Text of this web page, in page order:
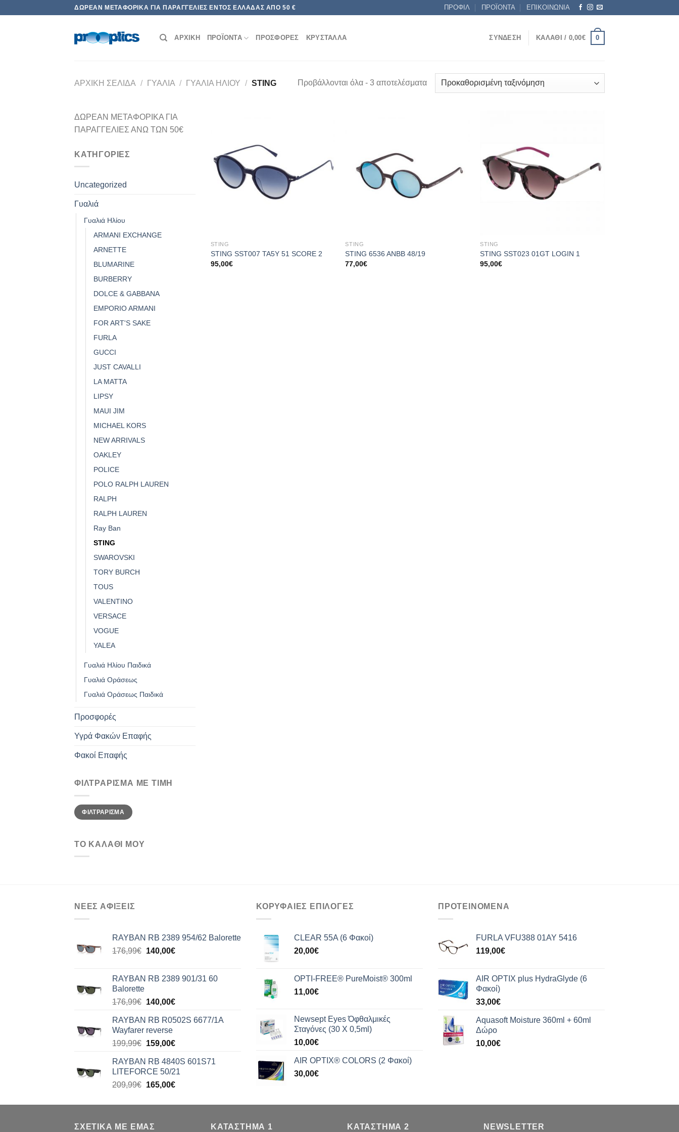
ΔΩΡΕΆΝ ΜΕΤΑΦΟΡΙΚΆ ΓΙΑ ΠΑΡΑΓΓΕΛΊΕΣ ΕΝΤΌΣ ΕΛΛΆΔΑΣ ΑΠΌ 50 € ΠΡΟΦΙΛ ΠΡΟΪΟΝΤΑ ΕΠΙΚΟΙΝΩΝΙΑ
ΑΡΧΙΚΗ ΠΡΟΪΟΝΤΑ ΠΡΟΣΦΟΡΕΣ ΚΡΥΣΤΑΛΛΑ ΣΎΝΔΕΣΗ ΚΑΛΆΘΙ / 0,00€ 0
ΑΡΧΙΚΉ ΣΕΛΊΔΑ / ΓΥΑΛΙΆ / ΓΥΑΛΙΆ ΗΛΊΟΥ / STING Προβάλλονται όλα - 3 αποτελέσματα
ΔΩΡΕΑΝ ΜΕΤΑΦΟΡΙΚΑ ΓΙΑ
ΠΑΡΑΓΓΕΛΙΕΣ ΑΝΩ ΤΩΝ 50€
ΚΑΤΗΓΟΡΊΕΣ
Uncategorized
Γυαλιά
Γυαλιά Ηλίου
ARMANI EXCHANGE
ARNETTE
BLUMARINE
BURBERRY
DOLCE & GABBANA
EMPORIO ARMANI
FOR ART'S SAKE
FURLA
GUCCI
JUST CAVALLI
LA MATTA
LIPSY
MAUI JIM
MICHAEL KORS
NEW ARRIVALS
OAKLEY
POLICE
POLO RALPH LAUREN
RALPH
RALPH LAUREN
Ray Ban
STING
SWAROVSKI
TORY BURCH
TOUS
VALENTINO
VERSACE
VOGUE
YALEA
Γυαλιά Ηλίου Παιδικά
Γυαλιά Οράσεως
Γυαλιά Οράσεως Παιδικά
Προσφορές
Υγρά Φακών Επαφής
Φακοί Επαφής
ΦΙΛΤΡΆΡΙΣΜΑ ΜΕ ΤΙΜΉ
Ελάχιστη
τιμή
Μέγιστη
τιμήΦΙΛΤΡΆΡΙΣΜΑ
ΤΟ ΚΑΛΑΘΙ ΜΟΥ
STING
STING SST007 TA5Y 51 SCORE 2
95,00€
STING
STING 6536 ANBB 48/19
77,00€
STING
STING SST023 01GT LOGIN 1
95,00€
ΝΕΕΣ ΑΦΙΞΕΙΣ
RAYBAN RB 2389 954/62 Balorette
176,99€ Original
176,99€.
140,00€Η
είναι:
RAYBAN RB 2389 901/31 60
Balorette
176,99€ Original
was:
176,99€.
140,00€Η
τιμή
140,00€.
RAYBAN RB R0502S 6677/1A
Wayfarer reverse
199,99€ Original
was:
199,99€.
159,00€Η
τιμή
είναι:
159,00€.
RAYBAN RB 4840S 601S71
LITEFORCE 50/21
209,99€ Original
was:
165,00€Η
τιμή
ΚΟΡΥΦΑΙΕΣ ΕΠΙΛΟΓΕΣ
CLEAR 55A (6 Φακοί)
20,00€
OPTI-FREE® PureMoist® 300ml
11,00€
Newsept Eyes Όφθαλμικές
Σταγόνες (30 Χ 0,5ml)
10,00€
AIR OPTIX® COLORS (2 Φακοί)
30,00€
ΠΡΟΤΕΙΝΟΜΕΝΑ
FURLA VFU388 01AY 5416
119,00€
AIR OPTIX plus HydraGlyde (6
Φακοί)
33,00€
Aquasoft Moisture 360ml + 60ml
Δώρο
10,00€
ΣΧΕΤΙΚΑ ΜΕ ΕΜΑΣ ΚΑΤΑΣΤΗΜΑ 1 ΚΑΤΑΣΤΗΜΑ 2 NEWSLETTER